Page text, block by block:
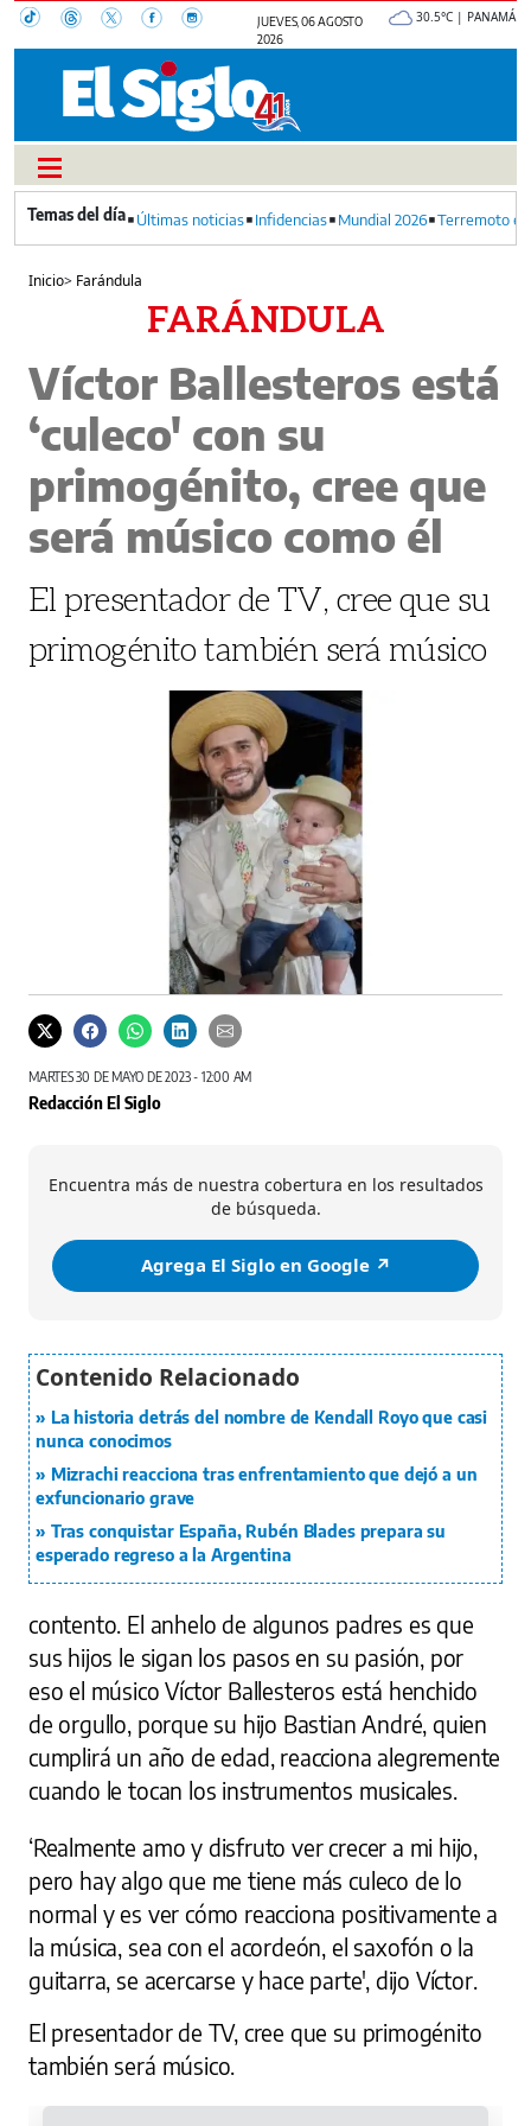
JUEVES, 06 AGOSTO
2026
30.5°C | PANAMÁ
Últimas noticias Infidencias Mundial 2026 Terremoto
Inicio> Farándula
FARÁNDULA
Víctor Ballesteros está
‘culeco' con su
primogénito, cree que
será músico como él
El presentador de TV, cree que su
primogénito también será músico
MARTES 30 DE MAYO DE 2023 - 12:00 AM
Redacción El Siglo
Encuentra más de nuestra cobertura en los resultados
de búsqueda.
Agrega El Siglo en Google ↗️
La historia detrás del nombre de Kendall Royo que casi
nunca conocimos
Mizrachi reacciona tras enfrentamiento que dejó a un
exfuncionario grave
Tras conquistar España, Rubén Blades prepara su
esperado regreso a la Argentina
contento. El anhelo de algunos padres es que
sus hijos le sigan los pasos en su pasión, por
eso el músico Víctor Ballesteros está henchido
de orgullo, porque su hijo Bastian André, quien
cumplirá un año de edad, reacciona alegremente
cuando le tocan los instrumentos musicales.
‘Realmente amo y disfruto ver crecer a mi hijo,
pero hay algo que me tiene más culeco de lo
normal y es ver cómo reacciona positivamente a
la música, sea con el acordeón, el saxofón o la
guitarra, se acercarse y hace parte', dijo Víctor.
El presentador de TV, cree que su primogénito
también será músico.